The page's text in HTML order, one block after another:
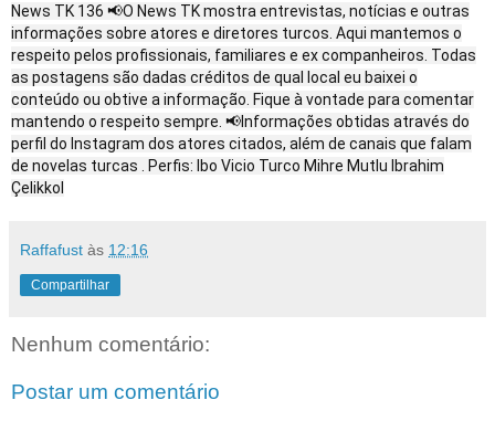
News TK 136 📢O News TK mostra entrevistas, notícias e outras
informações sobre atores e diretores turcos. Aqui mantemos o
respeito pelos profissionais, familiares e ex companheiros. Todas
as postagens são dadas créditos de qual local eu baixei o
conteúdo ou obtive a informação. Fique à vontade para comentar
mantendo o respeito sempre. 📢Informações obtidas através do
perfil do Instagram dos atores citados, além de canais que falam
de novelas turcas . Perfis: Ibo Vicio Turco Mihre Mutlu Ibrahim
Çelikkol
Raffafust às 12:16
Compartilhar
Nenhum comentário:
Postar um comentário